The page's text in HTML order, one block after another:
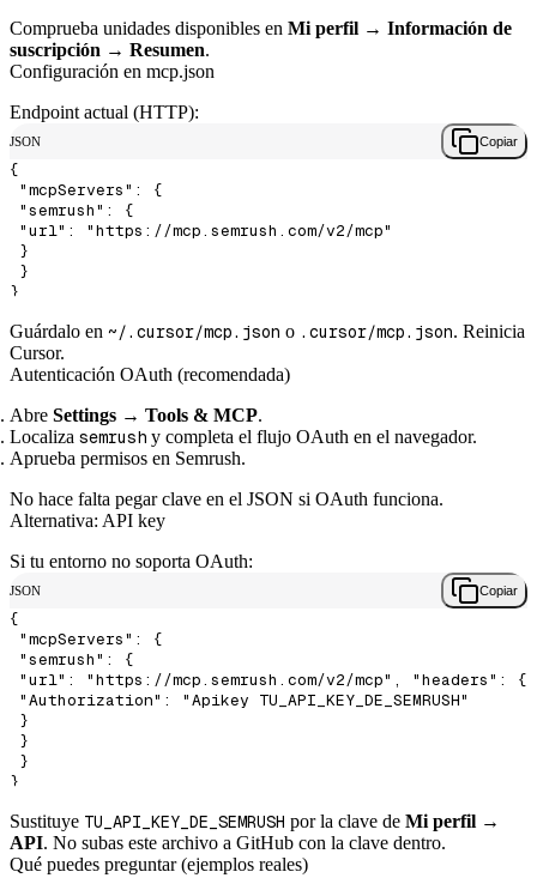
Comprueba unidades disponibles en Mi perfil → Información de
suscripción → Resumen.
Configuración en mcp.json
Endpoint actual (HTTP):
JSON Copiar
{
Guárdalo en ~/.cursor/mcp.json o .cursor/mcp.json. Reinicia
Cursor.
Autenticación OAuth (recomendada)
Abre Settings → Tools & MCP.
Localiza semrush y completa el flujo OAuth en el navegador.
Aprueba permisos en Semrush.
No hace falta pegar clave en el JSON si OAuth funciona.
Alternativa: API key
Si tu entorno no soporta OAuth:
JSON Copiar
{
Sustituye TU_API_KEY_DE_SEMRUSH por la clave de Mi perfil →
API. No subas este archivo a GitHub con la clave dentro.
Qué puedes preguntar (ejemplos reales)